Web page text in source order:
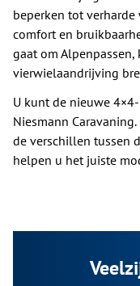
beperken tot
comfort en
gaat om
vierwielaandrijving
U kunt de nieuwe
Niesmann
de verschillen tussen
helpen u het juiste